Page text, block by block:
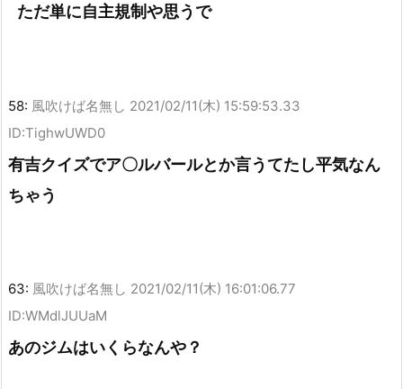
ただ単に自主規制や思うで
58: 風吹けば名無し 2021/02/11(木) 15:59:53.33
ID:TighwUWD0
有吉クイズでア〇ルバールとか言うてたし平気なん
ちゃう
63: 風吹けば名無し 2021/02/11(木) 16:01:06.77
ID:WMdlJUUaM
あのジムはいくらなんや？